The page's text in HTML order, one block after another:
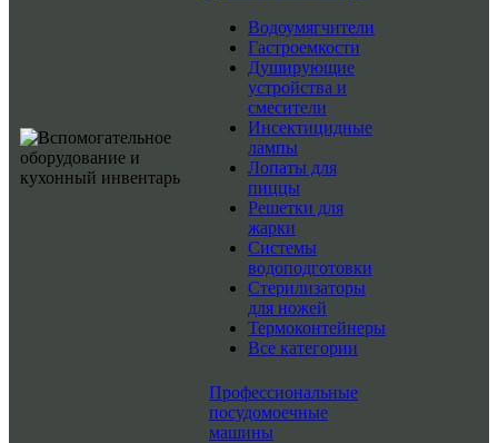
Водоумягчители
Гастроемкости
Душирующие
устройства и
смесители
Инсектицидные
лампы
Лопаты для
пиццы
Решетки для
жарки
Системы
водоподготовки
Стерилизаторы
для ножей
Термоконтейнеры
Все категории
Профессиональные
посудомоечные
машины